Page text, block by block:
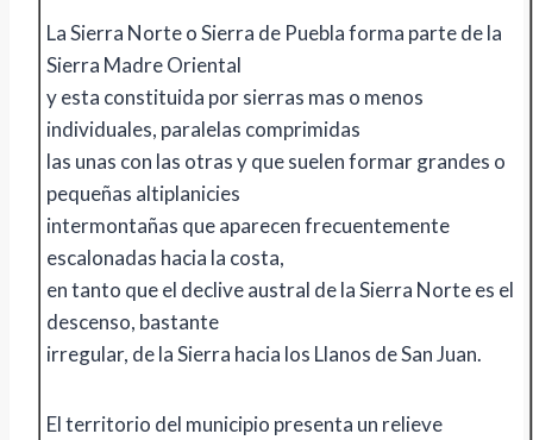
La Sierra Norte o Sierra de Puebla forma parte de la
Sierra Madre Oriental
y esta constituida por sierras mas o menos
individuales, paralelas comprimidas
las unas con las otras y que suelen formar grandes o
pequeñas altiplanicies
intermontañas que aparecen frecuentemente
escalonadas hacia la costa,
en tanto que el declive austral de la Sierra Norte es el
descenso, bastante
irregular, de la Sierra hacia los Llanos de San Juan.
El territorio del municipio presenta un relieve